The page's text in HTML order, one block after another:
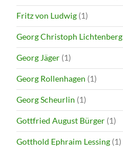
Fritz von Ludwig (1)
Georg Christoph Lichtenberg
Georg Jäger (1)
Georg Rollenhagen (1)
Georg Scheurlin (1)
Gottfried August Bürger (1)
Gotthold Ephraim Lessing (1)